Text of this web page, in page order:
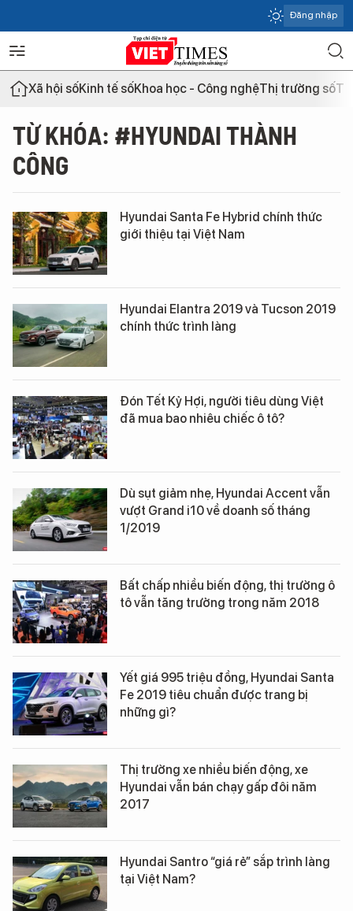
Đăng nhập
Xã hội sốKinh tế sốKhoa học - Công nghệThị trường số
TỪ KHÓA: #HYUNDAI THÀNH
CÔNG
Hyundai Santa Fe Hybrid chính thức
giới thiệu tại Việt Nam
Hyundai Elantra 2019 và Tucson 2019
chính thức trình làng
Đón Tết Kỷ Hợi, người tiêu dùng Việt
đã mua bao nhiêu chiếc ô tô?
Dù sụt giảm nhẹ, Hyundai Accent vẫn
vượt Grand i10 về doanh số tháng
1/2019
Bất chấp nhiều biến động, thị trường ô
tô vẫn tăng trưởng trong năm 2018
Yết giá 995 triệu đồng, Hyundai Santa
Fe 2019 tiêu chuẩn được trang bị
những gì?
Thị trường xe nhiều biến động, xe
Hyundai vẫn bán chạy gấp đôi năm
2017
Hyundai Santro “giá rẻ” sắp trình làng
tại Việt Nam?